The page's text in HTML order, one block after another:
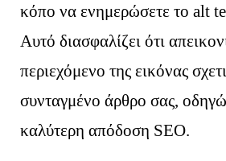
κόπο να ενημερώσετε το alt
Αυτό διασφαλίζει ότι
περιεχόμενο της εικόνας
συνταγμένο άρθρο σας,
καλύτερη απόδοση SEO.